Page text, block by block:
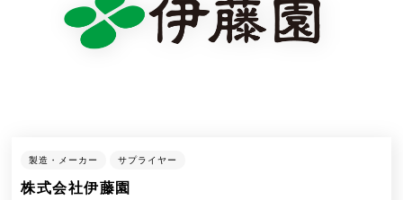
製造・メーカー サプライヤー
株式会社伊藤園